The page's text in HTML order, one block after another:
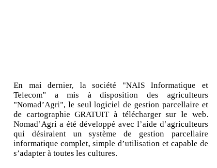
En mai dernier, la société "NAIS Informatique et
Telecom" a mis à disposition des agriculteurs
"Nomad’Agri", le seul logiciel de gestion parcellaire et
de cartographie GRATUIT à télécharger sur le web.
Nomad’Agri a été développé avec l’aide d’agriculteurs
qui désiraient un système de gestion parcellaire
informatique complet, simple d’utilisation et capable de
s’adapter à toutes les cultures.